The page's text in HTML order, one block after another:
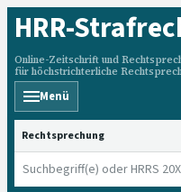
HRR-
Online-Zeitschrift und
für höchstrichterliche
Menü
HRRS durchsuchen